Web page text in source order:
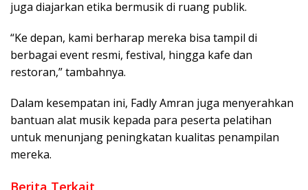
juga diajarkan etika bermusik di ruang publik.
“Ke depan, kami berharap mereka bisa tampil di
berbagai event resmi, festival, hingga kafe dan
restoran,” tambahnya.
Dalam kesempatan ini, Fadly Amran juga menyerahkan
bantuan alat musik kepada para peserta pelatihan
untuk menunjang peningkatan kualitas penampilan
mereka.